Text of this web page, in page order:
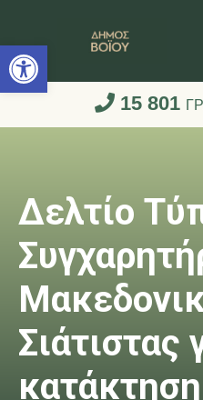
Ανοίξτε τη
15 801
Δελτίο
Σιάτιστας